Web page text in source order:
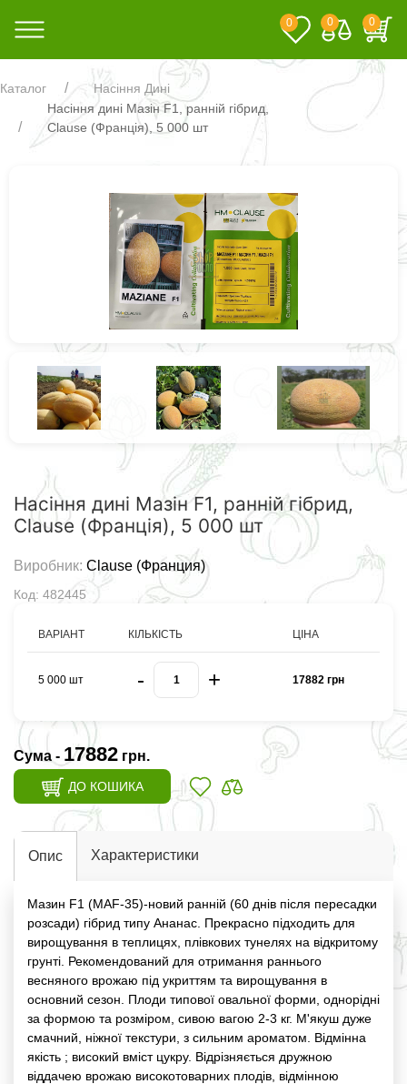
0 0 0
Каталог
Насіння Дині
Насіння дині Мазін F1, ранній гібрид,
Clause (Франція), 5 000 шт
Насіння дині Мазін F1, ранній гібрид,
Clause (Франція), 5 000 шт
Виробник: Clause (Франция)
Код: 482445
ВАРІАНТ КІЛЬКІСТЬ ЦІНА
5 000 шт - + 17882 грн
Сума - 17882 грн.
ДО КОШИКА
Опис Характеристики
Мазин F1 (MAF-35)-новий ранній (60 днів після пересадки
розсади) гібрид типу Ананас. Прекрасно підходить для
вирощування в теплицях, плівкових тунелях на відкритому
грунті. Рекомендований для отримання раннього
весняного врожаю під укриттям та вирощування в
основний сезон. Плоди типової овальної форми, однорідні
за формою та розміром, сивою вагою 2-3 кг. М'якуш дуже
смачний, ніжної текстури, з сильним ароматом. Відмінна
якість ; високий вміст цукру. Відрізняється дружною
віддачею врожаю високотоварних плодів, відмінною